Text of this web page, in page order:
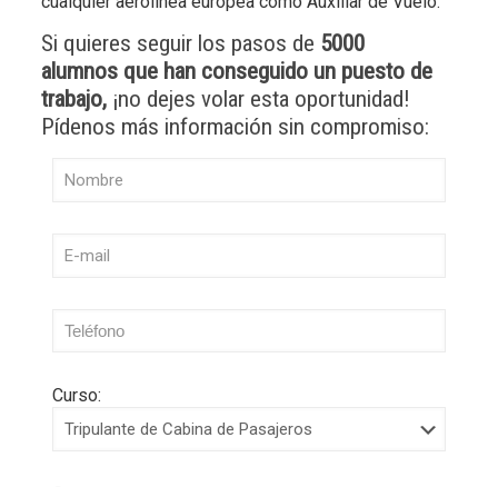
Si quieres seguir los pasos de 5000
alumnos que han conseguido un puesto de
trabajo,¡no dejes volar esta oportunidad!
Pídenos más información sin compromiso:
Curso: